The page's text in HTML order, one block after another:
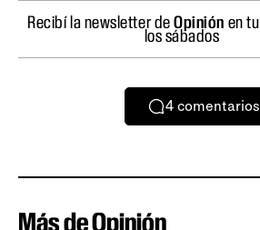
Recibí la newsletter deOpinión en
los sábados
4 comentarios
Más de Opinión